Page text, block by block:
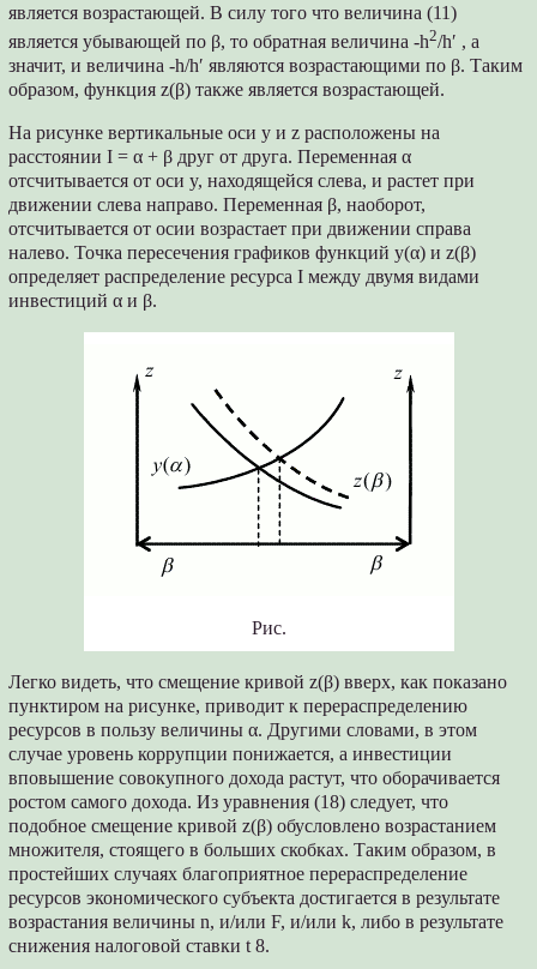
является возрастающей. В силу того что величина (11)
является убывающей по β, то обратная величина -h2/h′ , а
значит, и величина -h/h′ являются возрастающими по β. Таким
образом, функция z(β) также является возрастающей.
На рисунке вертикальные оси y и z расположены на
расстоянии I = α + β друг от друга. Переменная α
отсчитывается от оси y, находящейся слева, и растет при
движении слева направо. Переменная β, наоборот,
отсчитывается от осии возрастает при движении справа
налево. Точка пересечения графиков функций y(α) и z(β)
определяет распределение ресурса I между двумя видами
инвестиций α и β.
Рис.
Легко видеть, что смещение кривой z(β) вверх, как показано
пунктиром на рисунке, приводит к перераспределению
ресурсов в пользу величины α. Другими словами, в этом
случае уровень коррупции понижается, а инвестиции
вповышение совокупного дохода растут, что оборачивается
ростом самого дохода. Из уравнения (18) следует, что
подобное смещение кривой z(β) обусловлено возрастанием
множителя, стоящего в больших скобках. Таким образом, в
простейших случаях благоприятное перераспределение
ресурсов экономического субъекта достигается в результате
возрастания величины n, и/или F, и/или k, либо в результате
снижения налоговой ставки t 8.